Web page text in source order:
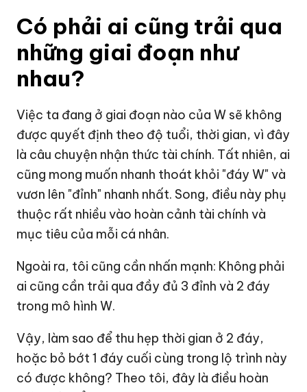
Có phải ai cũng trải qua
những giai đoạn như
nhau?
Việc ta đang ở giai đoạn nào của W sẽ không
được quyết định theo độ tuổi, thời gian, vì đây
là câu chuyện nhận thức tài chính. Tất nhiên, ai
cũng mong muốn nhanh thoát khỏi "đáy W" và
vươn lên "đỉnh" nhanh nhất. Song, điều này phụ
thuộc rất nhiều vào hoàn cảnh tài chính và
mục tiêu của mỗi cá nhân.
Ngoài ra, tôi cũng cần nhấn mạnh: Không phải
ai cũng cần trải qua đầy đủ 3 đỉnh và 2 đáy
trong mô hình W.
Vậy, làm sao để thu hẹp thời gian ở 2 đáy,
hoặc bỏ bớt 1 đáy cuối cùng trong lộ trình này
có được không? Theo tôi, đây là điều hoàn